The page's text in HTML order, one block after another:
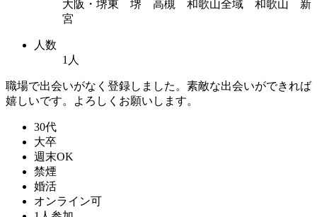
大阪・堺東 堺 高槻 和歌山全域 和歌山 新
宮
人数
1人
職場で出会いがなく登録しました。素敵な出会いができれば
嬉しいです。よろしくお願いします。
30代
大卒
週末OK
禁煙
婚活
オンライン可